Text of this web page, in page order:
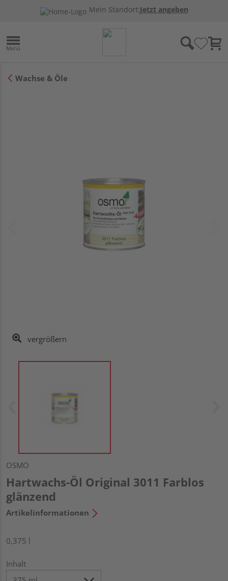
Mein Standort:Jetzt angeben
Wachse & Öle
vergrößern
OSMO
Hartwachs-Öl Original 3011 Farblos
glänzend
Artikelinformationen
0,375 l
Inhalt